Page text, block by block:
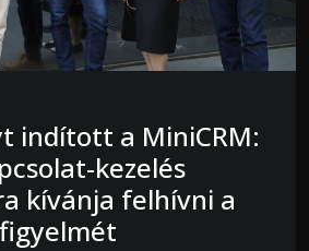
indított a MiniCRM:
kezelés
kívánja felhívni a